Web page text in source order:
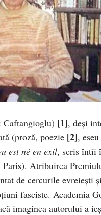
[1], deşi
(proză, poezie [2],
est né en exil, scris întîi
Atribuirea
de cercurile evreieşti
fasciste. Academia
imaginea autorului a